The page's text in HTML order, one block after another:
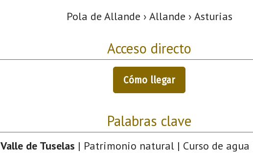
Pola de Allande › Allande › Asturias
Acceso directo
Cómo llegar
Palabras clave
Valle de Tuselas | Patrimonio natural | Curso de agua